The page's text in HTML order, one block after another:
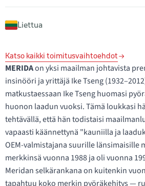
Liettua
Katso kaikki toimitusvaihtoehdot
MERIDAon yksi maailman johtavista
insinööri ja yrittäjä Ike Tseng
matkustaessaan Ike Tseng huomasi
huonon laadun vuoksi. Tämä loukkasi
tehtävällä, että hän todistaisi
vapaasti käännettynä "kauniilla ja
OEM-valmistajana suurille länsimaisille
merkkinsä vuonna 1988 ja oli vuonna
Meridan selkärankana on kuitenkin
tapahtuu koko merkin pyöräkehitys —